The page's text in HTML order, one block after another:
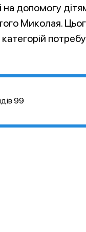
на допомогу
Миколая.
99